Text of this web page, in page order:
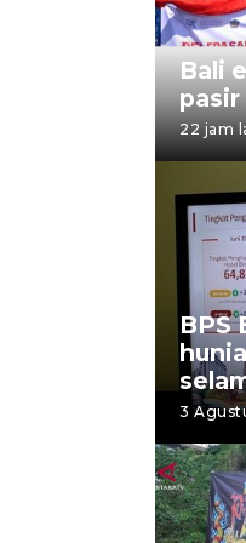
Bali
pasir
22 jam
BPS
3